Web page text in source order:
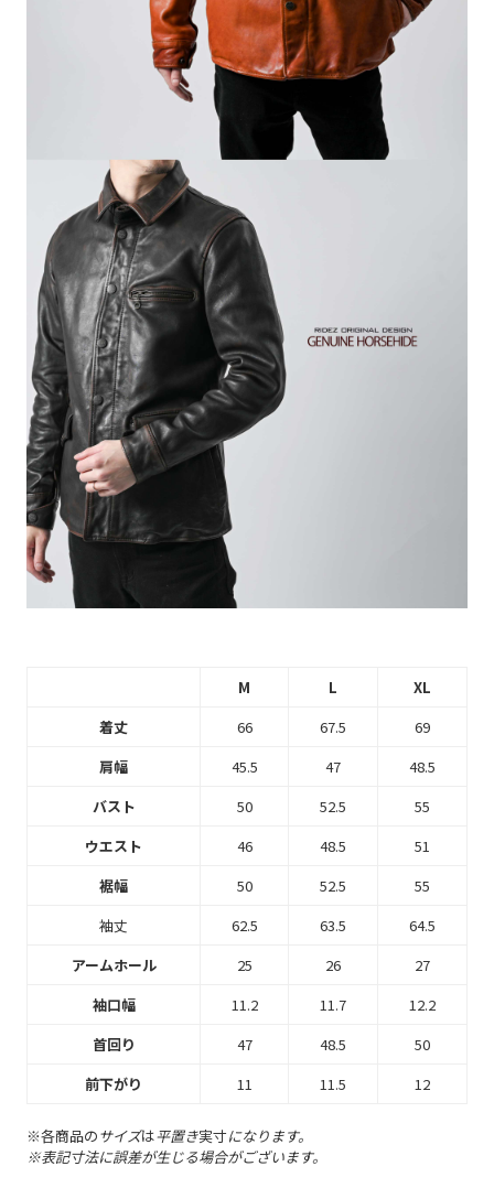
M L
XL
着丈
66 67.5
69
肩幅
45.5 47
48.5
バスト
50 52.5
55
ウエスト
46 48.5
51
裾幅
50 52.5
55
袖丈
62.5 63.5
64.5
アームホール
25 26
27
袖口幅
11.2 11.7
12.2
首回り
47 48.5
50
前下がり
11 11.5 12
※各商品のサイズは平置き実寸になります。
※表記寸法に誤差が生じる場合がございます。